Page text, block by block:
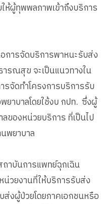
ห้ผู้ทุพพลภาพเข้าถึงบริการ
การจัดบริการพาหนะรับส่ง
รณสุข จะเป็นแนวทางใน
รจัดทำโครงการบริการรับ
าบาลโดยใช้งบ กปท. ซึ่งผู้
ของหน่วยบริการ ที่เป็นไป
พยาบาล
าบันการแพทย์ฉุกเฉิน
น่วยงานที่ให้บริการรับส่ง
งผู้ป่วยโดยภาคเอกชนหรือ